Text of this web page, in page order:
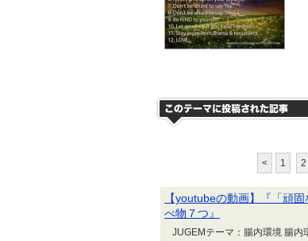
< 1 2
【youtubeの動画】『「頑
べ物７つ』
JUGEMテーマ：腸内環境 腸内